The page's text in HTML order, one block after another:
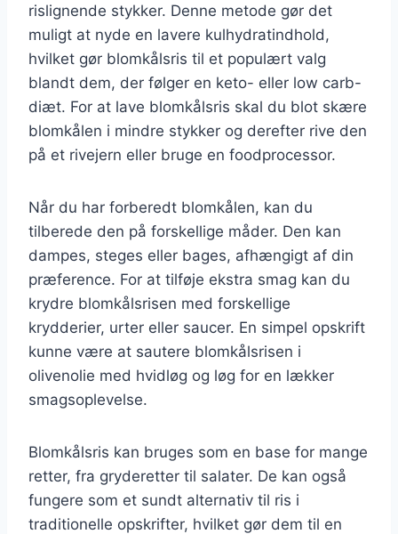
rislignende stykker. Denne metode gør det
muligt at nyde en lavere kulhydratindhold,
hvilket gør blomkålsris til et populært valg
blandt dem, der følger en keto- eller low carb-
diæt. For at lave blomkålsris skal du blot skære
blomkålen i mindre stykker og derefter rive den
på et rivejern eller bruge en foodprocessor.
Når du har forberedt blomkålen, kan du
tilberede den på forskellige måder. Den kan
dampes, steges eller bages, afhængigt af din
præference. For at tilføje ekstra smag kan du
krydre blomkålsrisen med forskellige
krydderier, urter eller saucer. En simpel opskrift
kunne være at sautere blomkålsrisen i
olivenolie med hvidløg og løg for en lækker
smagsoplevelse.
Blomkålsris kan bruges som en base for mange
retter, fra gryderetter til salater. De kan også
fungere som et sundt alternativ til ris i
traditionelle opskrifter, hvilket gør dem til en